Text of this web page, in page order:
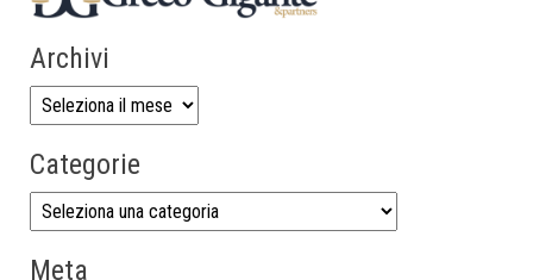
Archivi
Categorie
Meta